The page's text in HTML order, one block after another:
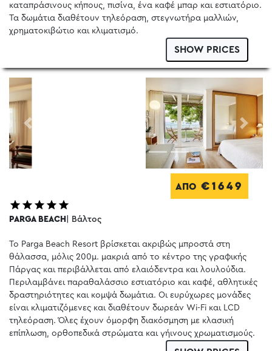
καταπράσινους κήπους, πισίνα, ένα καφέ μπαρ και εστιατόριο.
Τα δωμάτια διαθέτουν τηλεόραση, στεγνωτήρα μαλλιών,
χρηματοκιβώτιο και κλιματισμό.
SHOW PRICES
Previous Next
ΑΠΟ €1649
PARGA BEACH | Βάλτος
Το Parga Beach Resort βρίσκεται ακριβώς μπροστά στη
θάλασσα, μόλις 200μ. μακριά από το κέντρο της γραφικής
Πάργας και περιβάλλεται από ελαιόδεντρα και λουλούδια.
Περιλαμβάνει παραθαλάσσιο εστιατόριο και καφέ, αθλητικές
δραστηριότητες και κομψά δωμάτια. Οι ευρύχωρες μονάδες
είναι κλιματιζόμενες και διαθέτουν δωρεάν Wi-Fi και LCD
τηλεόραση. Όλες έχουν όμορφη διακόσμηση με κλασική
επίπλωση, ορθοπεδικά στρώματα και γήινους χρωματισμούς.